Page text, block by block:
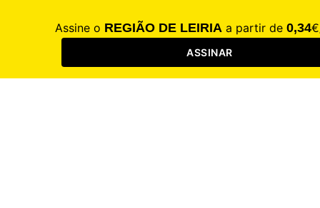
2025
500 Maiores Exportadoras